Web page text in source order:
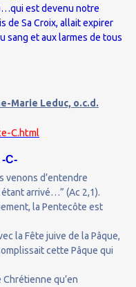
est devenu notre
de Sa Croix, allait expirer
sang et aux larmes de tous
Marie Leduc, o.c.d.
C.html
C-
venons d’entendre
arrivé…” (Ac 2,1).
la Pentecôte est
la Fête juive de la Pâque,
cette Pâque qui
qu’en